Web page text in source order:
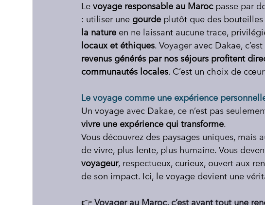
Le voyage responsable au Maroc passe par
: utiliser une gourde plutôt que des
la nature en ne laissant aucune trace,
locaux et éthiques. Voyager avec Dakae, c’est
revenus générés par nos séjours profitent
communautés locales. C’est un choix de
Le voyage comme une expérience
Un voyage avec Dakae, ce n’est pas
vivre une expérience qui transforme.
Vous découvrez des paysages uniques, mais
de vivre, plus lente, plus humaine. Vous
voyageur, respectueux, curieux, ouvert aux
de son impact. Ici, le voyage devient une
👉 Voyager au Maroc, c’est avant tout une